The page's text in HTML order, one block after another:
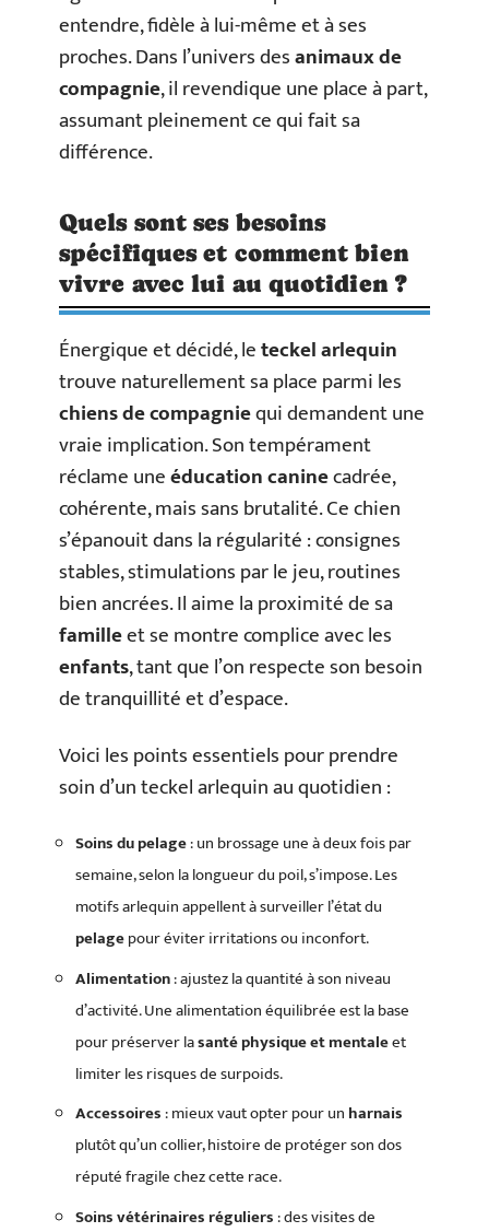
entendre, fidèle à lui-même et à ses
proches. Dans l’univers desanimaux de
compagnie, il revendique une place à part,
assumant pleinement ce qui fait sa
différence.
Quels sont ses besoins
spécifiques et comment bien
vivre avec lui au quotidien ?
Énergique et décidé, leteckel arlequin
trouve naturellement sa place parmi les
chiens de compagniequi demandent une
vraie implication. Son tempérament
réclame uneéducation caninecadrée,
cohérente, mais sans brutalité. Ce chien
s’épanouit dans la régularité : consignes
stables, stimulations par le jeu, routines
bien ancrées. Il aime la proximité de sa
familleet se montre complice avec les
enfants, tant que l’on respecte son besoin
de tranquillité et d’espace.
Voici les points essentiels pour prendre
soin d’un teckel arlequin au quotidien :
Soins du pelage: un brossage une à deux fois par
semaine, selon la longueur du poil, s’impose. Les
motifs arlequin appellent à surveiller l’état du
pelagepour éviter irritations ou inconfort.
Alimentation: ajustez la quantité à son niveau
d’activité. Une alimentation équilibrée est la base
pour préserver lasanté physique et mentaleet
limiter les risques de surpoids.
Accessoires: mieux vaut opter pour un harnais
plutôt qu’un collier, histoire de protéger son dos
réputé fragile chez cette race.
Soins vétérinaires réguliers: des visites de